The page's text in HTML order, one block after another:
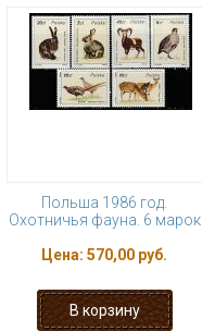
Польша 1986 год.
Охотничья фауна. 6 марок
Цена: 570,00 руб.